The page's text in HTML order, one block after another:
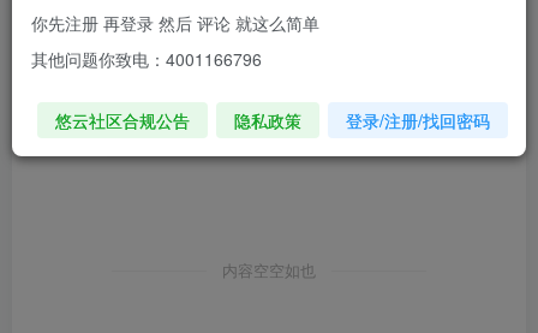
内容空空如也
你先注册 再登录 然后 评论 就这么简单
其他问题你致电：4001166796
悠云社区合规公告 隐私政策 登录/注册/找回密码